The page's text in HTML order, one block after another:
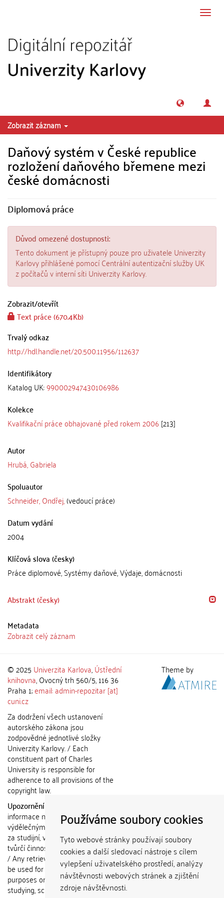
Používáme soubory cookies
Tyto webové stránky používají soubory
cookies a další sledovací nástroje s cílem
vylepšení uživatelského prostředí, analýzy
návštěvnosti webových stránek a zjištění
zdroje návštěvnosti.
Zobrazit záznam
Daňový systém v České republice
rozložení daňového břemene mezi
české domácnosti
Diplomová práce
Důvod omezené dostupnosti:
Tento dokument je přístupný pouze pro uživatele Univerzity
Karlovy přihlášené pomocí Centrální autentizační služby UK
z počítačů v interní síti Univerzity Karlovy.
Zobrazit/otevřít
Text práce (670.4Kb)
Trvalý odkaz
http://hdl.handle.net/20.500.11956/112637
Identifikátory
Katalog UK:990002947430106986
Kolekce
Kvalifikační práce obhajované před rokem 2006[213]
Autor
Hrubá, Gabriela
Spoluautor
Schneider, Ondřej,(vedoucí práce)
Datum vydání
2004
Klíčová slova (česky)
Práce diplomové, Systémy daňové, Výdaje, domácnosti
Abstrakt (česky)
Metadata
Zobrazit celý záznam
© 2025 Univerzita Karlova,Ústřední
knihovna, Ovocný trh 560/5, 116 36
Praha 1;email: admin-repozitar [at]
cuni.cz
Za dodržení všech ustanovení
autorského zákona jsou
zodpovědné jednotlivé složky
Univerzity Karlovy. / Each
constituent part of Charles
University is responsible for
adherence to all provisions of the
copyright law.
Upozornění / Notice:
informace nemohou být použity k
výdělečným účelům nebo vydávány
za studijní, vědeckou nebo jinou
tvůrčí činnost jiné osoby než autora.
/ Any retrieved information shall not
be used for any commercial
purposes or claimed as results of
studying, scientific or any other
Theme by